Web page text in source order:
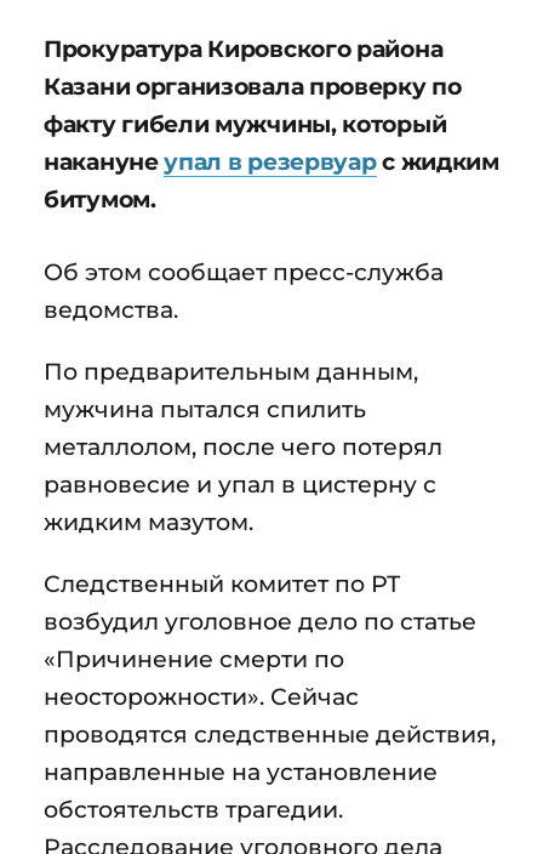
Прокуратура Кировского района
Казани организовала проверку по
факту гибели мужчины, который
наканунеупал в резервуарс жидким
битумом.
Об этом сообщает пресс-служба
ведомства.
По предварительным данным,
мужчина пытался спилить
металлолом, после чего потерял
равновесие и упал в цистерну с
жидким мазутом.
Следственный комитет по РТ
возбудил уголовное дело по статье
«Причинение смерти по
неосторожности». Сейчас
проводятся следственные действия,
направленные на установление
обстоятельств трагедии.
Расследование уголовного дела